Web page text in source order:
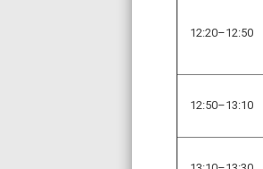
12:20–12:50
12:50–13:10